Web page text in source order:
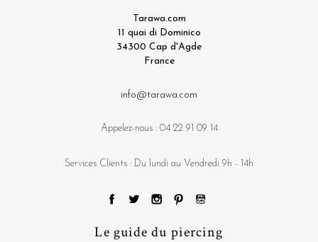
Tarawa.com
11 quai di Dominico
34300 Cap d'Agde
France
info@tarawa.com
Appelez-nous : 04 22 91 09 14
Services Clients : Du lundi au Vendredi 9h - 14h
Le guide du piercing